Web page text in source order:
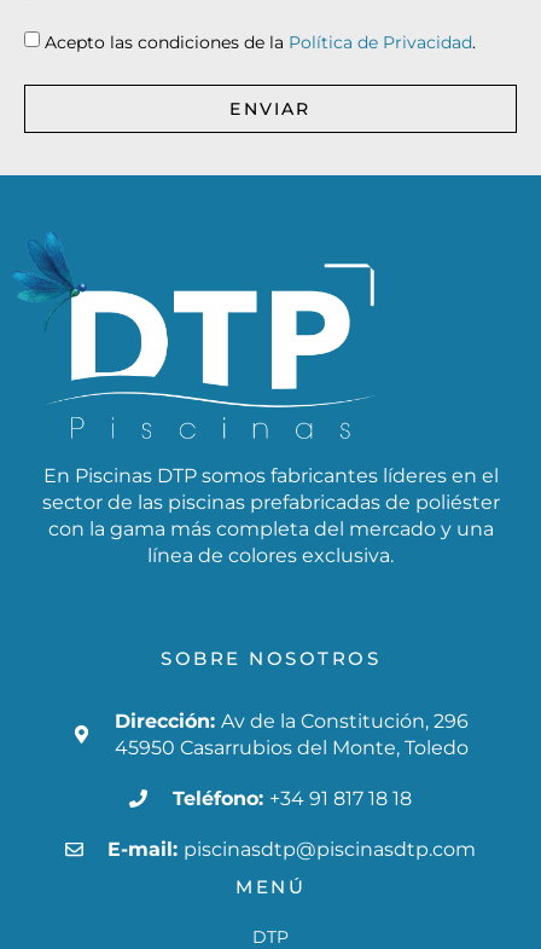
Acepto las condiciones de la Política de Privacidad.
ENVIAR
En Piscinas DTP somos fabricantes líderes en el
sector de las piscinas prefabricadas de poliéster
con la gama más completa del mercado y una
línea de colores exclusiva.
SOBRE NOSOTROS
Dirección:Av de la Constitución, 296
45950 Casarrubios del Monte, Toledo
Teléfono: +34 91 817 18 18
E-mail: piscinasdtp@piscinasdtp.com
MENÚ
DTP